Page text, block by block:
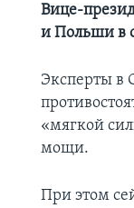
Вице-
и Польши в
Эксперты в
«мягкой
мощи.
При этом